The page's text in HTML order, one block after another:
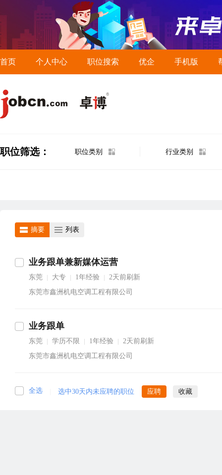
首页 个人中心 职位搜索 优企 手机版
职位筛选： 职位类别 行业类别
摘要 列表
业务跟单兼新媒体运营
东莞 大专 1年经验
2天前刷新
东莞市鑫洲机电空调工程有限公司
业务跟单
东莞 学历不限 1年经验
2天前刷新
东莞市鑫洲机电空调工程有限公司
全选 选中30天内未应聘的职位 应聘 收藏